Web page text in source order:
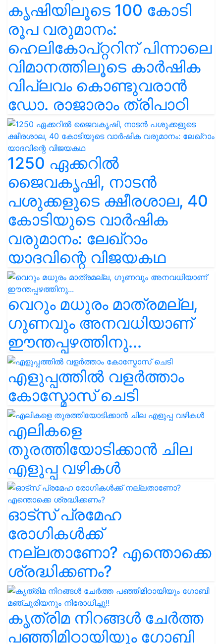
കൃഷിയിലൂടെ 100 കോടി
രൂപ വരുമാനം:
ഹെലികോപ്റ്ററിന് പിന്നാലെ
വിമാനത്തിലൂടെ കാർഷിക
വിപ്ലവം കൊണ്ടുവരാൻ
ഡോ. രാജാരാം ത്രിപാഠി
1250 ഏക്കറിൽ
ജൈവകൃഷി, നാടൻ
പശുക്കളുടെ ക്ഷീരശാല, 40
കോടിയുടെ വാർഷിക
വരുമാനം: ലേഖ്‌റാം
യാദവിന്റെ വിജയകഥ
വെറും മധുരം മാത്രമല്ല,
ഗുണവും അനവധിയാണ്
ഈന്തപ്പഴത്തിനു...
എളുപ്പത്തിൽ വളർത്താം
കോസ്മോസ് ചെടി
എലികളെ
തുരത്തിയോടിക്കാൻ ചില
എളുപ്പ വഴികൾ
ഓട്സ് പ്രമേഹ
രോഗികൾക്ക്
നല്ലതാണോ? എന്തൊക്കെ
ശ്രദ്ധിക്കണം?
കൃത്രിമ നിറങ്ങൾ ചേർത്ത
പഞ്ഞിമിഠായിയും ഗോബി